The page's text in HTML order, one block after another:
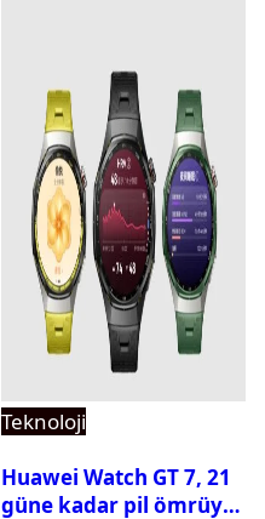
Teknoloji
Huawei Watch GT 7, 21
güne kadar pil ömrüyle